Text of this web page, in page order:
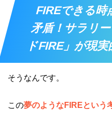
FIREできる時
矛盾！サラリ
ドFIRE」が現実
そうなんです。
この夢のようなFIREという